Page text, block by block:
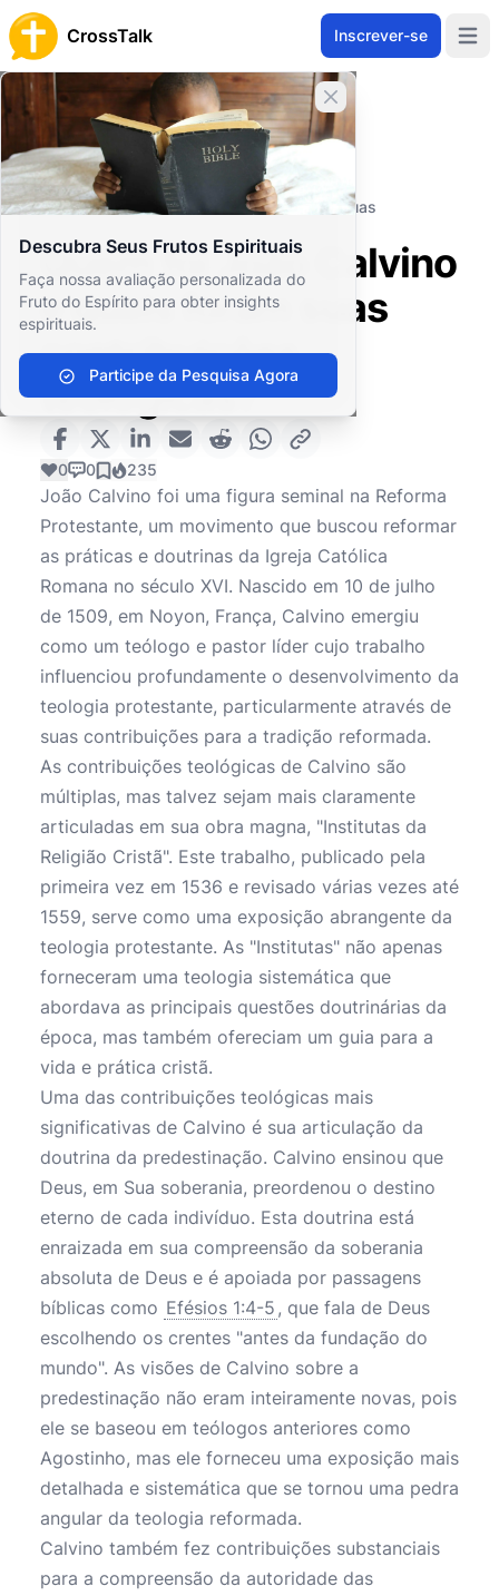
CrossTalk Inscrever-se
Fechar banner
Descubra Seus Frutos Espirituais
Faça nossa avaliação personalizada do
Fruto do Espírito para obter insights
espirituais.
Participe da Pesquisa Agora
Home
Arquivo de Perguntas
Conceitos Teológicos
Doutrina
Quem foi João Calvino e quais foram suas
Quem foi João Calvino
e quais foram suas
contribuições
teológicas?
0 0 235
João Calvino foi uma figura seminal na Reforma
Protestante, um movimento que buscou reformar
as práticas e doutrinas da Igreja Católica
Romana no século XVI. Nascido em 10 de julho
de 1509, em Noyon, França, Calvino emergiu
como um teólogo e pastor líder cujo trabalho
influenciou profundamente o desenvolvimento da
teologia protestante, particularmente através de
suas contribuições para a tradição reformada.
As contribuições teológicas de Calvino são
múltiplas, mas talvez sejam mais claramente
articuladas em sua obra magna, "Institutas da
Religião Cristã". Este trabalho, publicado pela
primeira vez em 1536 e revisado várias vezes até
1559, serve como uma exposição abrangente da
teologia protestante. As "Institutas" não apenas
forneceram uma teologia sistemática que
abordava as principais questões doutrinárias da
época, mas também ofereciam um guia para a
vida e prática cristã.
Uma das contribuições teológicas mais
significativas de Calvino é sua articulação da
doutrina da predestinação. Calvino ensinou que
Deus, em Sua soberania, preordenou o destino
eterno de cada indivíduo. Esta doutrina está
enraizada em sua compreensão da soberania
absoluta de Deus e é apoiada por passagens
bíblicas como Efésios 1:4-5 , que fala de Deus
escolhendo os crentes "antes da fundação do
mundo". As visões de Calvino sobre a
predestinação não eram inteiramente novas, pois
ele se baseou em teólogos anteriores como
Agostinho, mas ele forneceu uma exposição mais
detalhada e sistemática que se tornou uma pedra
angular da teologia reformada.
Calvino também fez contribuições substanciais
para a compreensão da autoridade das